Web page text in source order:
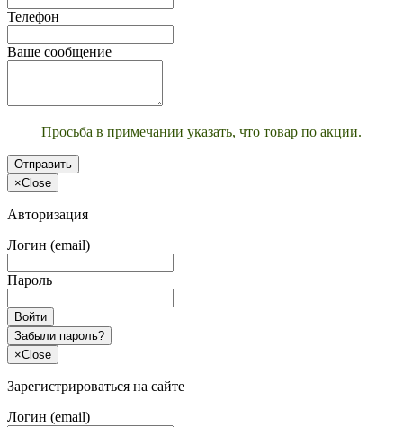
Телефон
Ваше сообщение
Просьба в примечании указать, что товар по акции.
Отправить
×Close
Авторизация
Логин (email)
Пароль
Войти
Забыли пароль?
×Close
Зарегистрироваться на сайте
Логин (email)